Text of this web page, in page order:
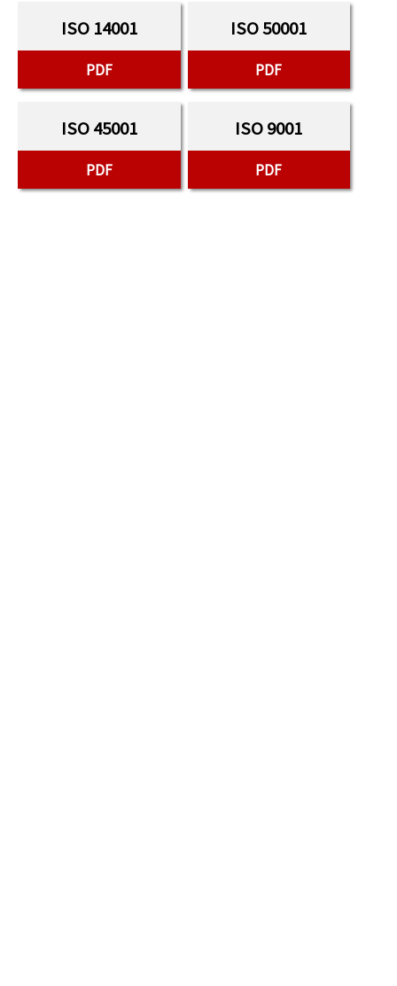
ISO 14001
PDF
ISO 50001
PDF
ISO 45001
PDF
ISO 9001
PDF